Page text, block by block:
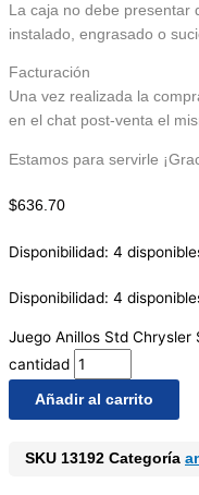
La caja no debe presentar
instalado, engrasado o
Facturación
Una vez realizada la
en el chat post-venta el
Estamos para servirle
$636.70
Disponibilidad: 4
Disponibilidad: 4
Juego Anillos Std
cantidad
Añadir al carrito
SKU 13192 Categoría